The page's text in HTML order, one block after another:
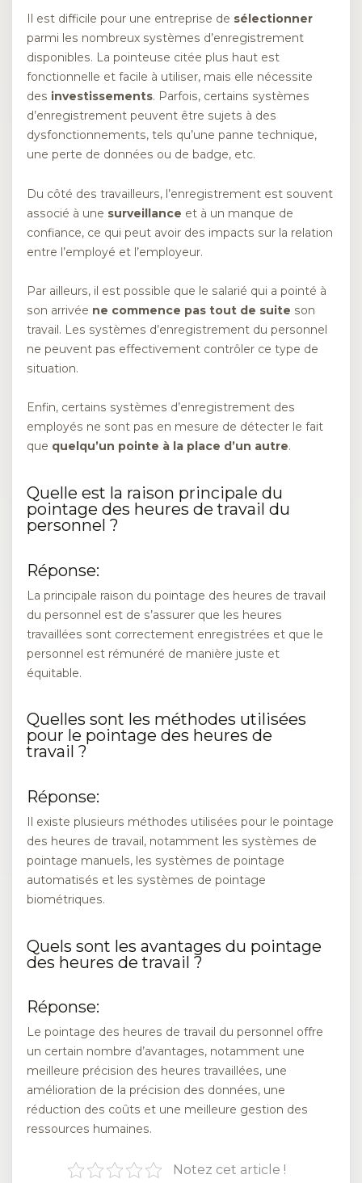
Il est difficile pour une entreprise de sélectionner
parmi les nombreux systèmes d’enregistrement
disponibles. La pointeuse citée plus haut est
fonctionnelle et facile à utiliser, mais elle nécessite
des investissements. Parfois, certains systèmes
d’enregistrement peuvent être sujets à des
dysfonctionnements, tels qu’une panne technique,
une perte de données ou de badge, etc.
Du côté des travailleurs, l’enregistrement est souvent
associé à une surveillance et à un manque de
confiance, ce qui peut avoir des impacts sur la relation
entre l’employé et l’employeur.
Par ailleurs, il est possible que le salarié qui a pointé à
son arrivée ne commence pas tout de suite son
travail. Les systèmes d’enregistrement du personnel
ne peuvent pas effectivement contrôler ce type de
situation.
Enfin, certains systèmes d’enregistrement des
employés ne sont pas en mesure de détecter le fait
que quelqu’un pointe à la place d’un autre.
Quelle est la raison principale du
pointage des heures de travail du
personnel ?
Réponse:
La principale raison du pointage des heures de travail
du personnel est de s’assurer que les heures
travaillées sont correctement enregistrées et que le
personnel est rémunéré de manière juste et
équitable.
Quelles sont les méthodes utilisées
pour le pointage des heures de
travail ?
Réponse:
Il existe plusieurs méthodes utilisées pour le pointage
des heures de travail, notamment les systèmes de
pointage manuels, les systèmes de pointage
automatisés et les systèmes de pointage
biométriques.
Quels sont les avantages du pointage
des heures de travail ?
Réponse:
Le pointage des heures de travail du personnel offre
un certain nombre d’avantages, notamment une
meilleure précision des heures travaillées, une
amélioration de la précision des données, une
réduction des coûts et une meilleure gestion des
ressources humaines.
Notez cet article !